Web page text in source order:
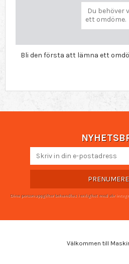
Bli den första att lämna ett
Dina personuppgifter behandlas i enlighet med vår
Välkommen till